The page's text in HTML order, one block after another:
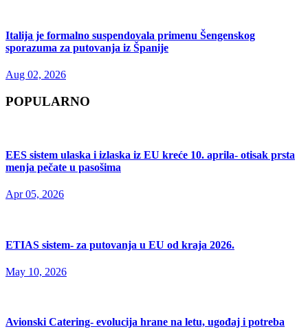
Italija je formalno suspendovala primenu Šengenskog
sporazuma za putovanja iz Španije
Aug 02, 2026
POPULARNO
EES sistem ulaska i izlaska iz EU kreće 10. aprila- otisak prsta
menja pečate u pasošima
Apr 05, 2026
ETIAS sistem- za putovanja u EU od kraja 2026.
May 10, 2026
Avionski Catering- evolucija hrane na letu, ugođaj i potreba